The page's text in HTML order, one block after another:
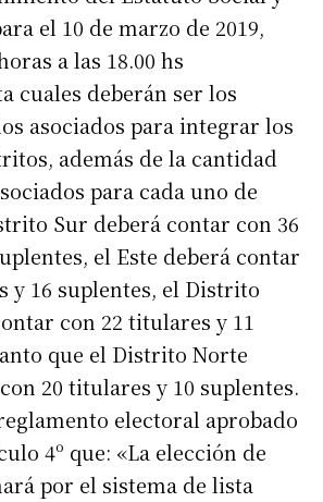
el 10 de marzo de 2019,
a las 18.00 hs
cuales deberán ser los
asociados para integrar los
además de la cantidad
para cada uno de
Sur deberá contar con 36
el Este deberá contar
y 16 suplentes, el Distrito
con 22 titulares y 11
que el Distrito Norte
20 titulares y 10 suplentes.
electoral aprobado
4º que: «La elección de
por el sistema de lista